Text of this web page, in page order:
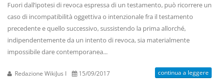
Fuori dall’ipotesi di revoca espressa di un testamento, può ricorrere un
caso di incompatibilità oggettiva o intenzionale fra il testamento
precedente e quello successivo, sussistendo la prima allorché,
indipendentemente da un intento di revoca, sia materialmente
impossibile dare contemporanea...
Redazione WikiJus I 15/09/2017 continua a leggere